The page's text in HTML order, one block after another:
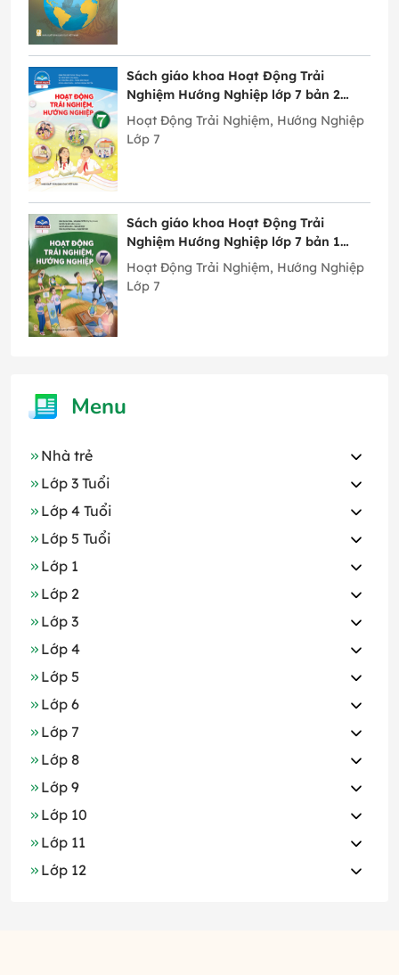
Sách giáo khoa Hoạt Động Trải
Nghiệm Hướng Nghiệp lớp 7 bản 2
Chân Trời Sáng Tạo
Hoạt Động Trải Nghiệm, Hướng Nghiệp
Lớp 7
Sách giáo khoa Hoạt Động Trải
Nghiệm Hướng Nghiệp lớp 7 bản 1
Chân Trời Sáng Tạo
Hoạt Động Trải Nghiệm, Hướng Nghiệp
Lớp 7
Menu
Nhà trẻ
Lớp 3 Tuổi
Lớp 4 Tuổi
Lớp 5 Tuổi
Lớp 1
Lớp 2
Lớp 3
Lớp 4
Lớp 5
Lớp 6
Lớp 7
Lớp 8
Lớp 9
Lớp 10
Lớp 11
Lớp 12